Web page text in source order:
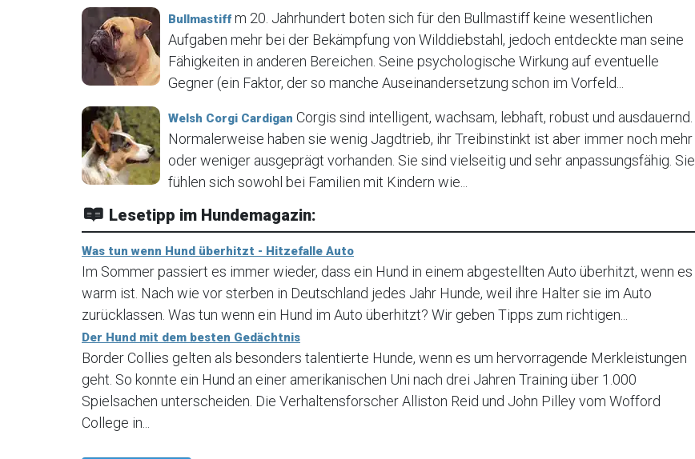
Bullmastiff m 20. Jahrhundert boten sich für den Bullmastiff keine wesentlichen
Aufgaben mehr bei der Bekämpfung von Wilddiebstahl, jedoch entdeckte man seine
Fähigkeiten in anderen Bereichen. Seine psychologische Wirkung auf eventuelle
Gegner (ein Faktor, der so manche Auseinandersetzung schon im Vorfeld...
Welsh Corgi Cardigan Corgis sind intelligent, wachsam, lebhaft, robust und ausdauernd.
Normalerweise haben sie wenig Jagdtrieb, ihr Treibinstinkt ist aber immer noch mehr
oder weniger ausgeprägt vorhanden. Sie sind vielseitig und sehr anpassungsfähig. Sie
fühlen sich sowohl bei Familien mit Kindern wie...
Lesetipp im Hundemagazin:
Was tun wenn Hund überhitzt - Hitzefalle Auto
Im Sommer passiert es immer wieder, dass ein Hund in einem abgestellten Auto überhitzt, wenn es
warm ist. Nach wie vor sterben in Deutschland jedes Jahr Hunde, weil ihre Halter sie im Auto
zurücklassen. Was tun wenn ein Hund im Auto überhitzt? Wir geben Tipps zum richtigen...
Der Hund mit dem besten Gedächtnis
Border Collies gelten als besonders talentierte Hunde, wenn es um hervorragende Merkleistungen
geht. So konnte ein Hund an einer amerikanischen Uni nach drei Jahren Training über 1.000
Spielsachen unterscheiden. Die Verhaltensforscher Alliston Reid und John Pilley vom Wofford
College in...